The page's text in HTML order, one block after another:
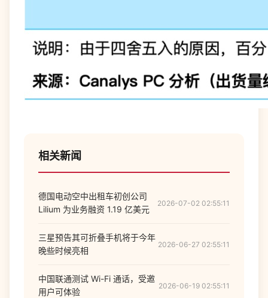
相关新闻
德国电动空中出租车初创公司
Lilium 为业务融资 1.19 亿美元
2026-07-02 02:55:11
三星预告其可折叠手机将于今年
晚些时候亮相
2026-06-27 02:55:11
中国联通测试 Wi-Fi 通话，受邀
用户可体验
2026-06-19 02:55:11